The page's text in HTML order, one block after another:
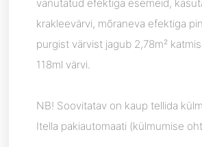
vanutatud efektiga esemeid,
krakleevärvi, mõraneva efektiga
purgist värvist jagub 2,78m²
118ml värvi.
NB! Soovitatav on kaup tellida
Itella pakiautomaati (külmumise